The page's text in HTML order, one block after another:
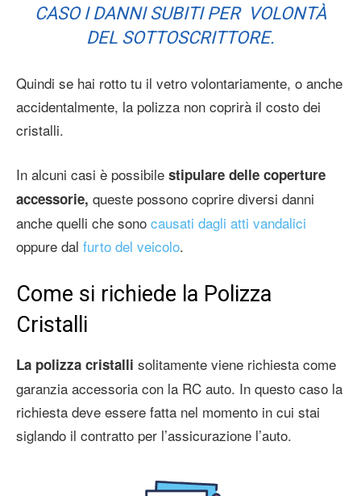
CASO I DANNI SUBITI PER VOLONTÀ
DEL SOTTOSCRITTORE.
Quindi se hai rotto tu il vetro volontariamente, o anche
accidentalmente, la polizza non coprirà il costo dei
cristalli.
In alcuni casi è possibile stipulare delle coperture
accessorie, queste possono coprire diversi danni
anche quelli che sono causati dagli atti vandalici
oppure dal furto del veicolo.
Come si richiede la Polizza
Cristalli
La polizza cristalli solitamente viene richiesta come
garanzia accessoria con la RC auto. In questo caso la
richiesta deve essere fatta nel momento in cui stai
siglando il contratto per l’assicurazione l’auto.